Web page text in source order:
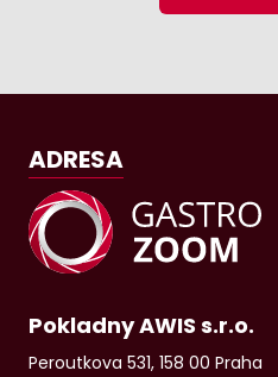
ADRESA
Pokladny AWIS s.r.o.
Peroutkova 531, 158 00 Praha